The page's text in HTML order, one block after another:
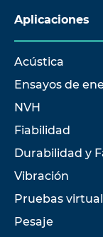
Aplicaciones
Acústica
Ensayos de
NVH
Fiabilidad
Durabilidad y
Vibración
Pruebas
Pesaje